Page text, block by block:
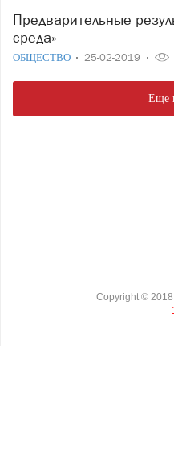
Предварительные результаты проекта «Городская
среда»
ОБЩЕСТВО 25-02-2019
Еще
Copyright © 2018